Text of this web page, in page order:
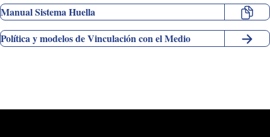
Manual Sistema Huella
Política y modelos de Vinculación con el Medio